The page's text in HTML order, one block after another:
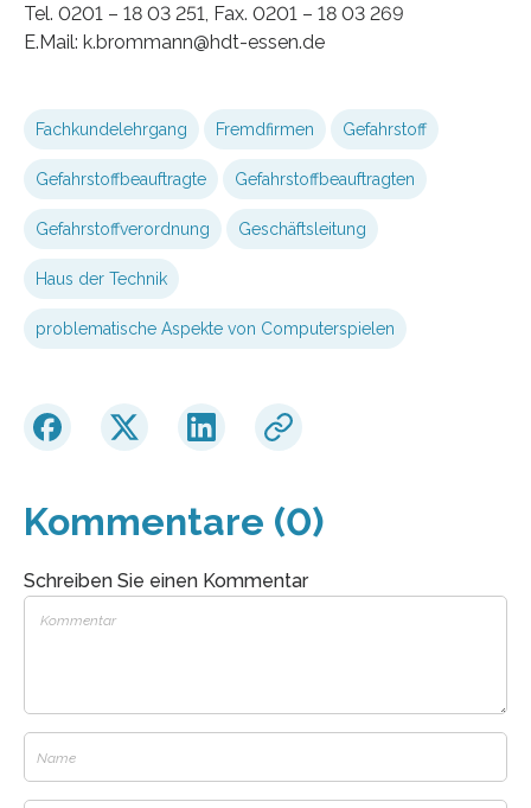
Tel. 0201 – 18 03 251, Fax. 0201 – 18 03 269
E.Mail: k.brommann@hdt-essen.de
Fachkundelehrgang Fremdfirmen Gefahrstoff
Gefahrstoffbeauftragte Gefahrstoffbeauftragten
Gefahrstoffverordnung Geschäftsleitung
Haus der Technik
problematische Aspekte von Computerspielen
Kommentare (0)
Schreiben Sie einen Kommentar